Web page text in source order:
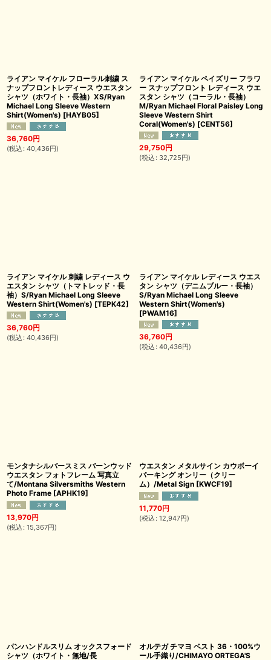
ライアン マイケル フローラル刺繍 ス
ナップフロントレディース ウエスタン
シャツ（ホワイト・長袖）XS/Ryan
Michael Long Sleeve Western
Shirt(Women's) [HAYB05]
36,760円
(税込 : 40,436円)
ライアン マイケル ペイズリー フラワ
ー スナップフロント レディース ウエ
スタン シャツ（コーラル・長袖）
M/Ryan Michael Floral Paisley Long
Sleeve Western Shirt
Coral(Women's) [CENT56]
29,750円
(税込 : 32,725円)
ライアン マイケル 刺繍 レディース ウ
エスタン シャツ（トマトレッド・長
袖）S/Ryan Michael Long Sleeve
Western Shirt(Women's) [TEPK42]
36,760円
(税込 : 40,436円)
ライアン マイケル レディース ウエス
タン シャツ（デニムブルー・長袖）
S/Ryan Michael Long Sleeve
Western Shirt(Women's)
[PWAM16]
36,760円
(税込 : 40,436円)
モンタナシルバースミス バーンウッド
ウエスタン フォトフレーム 写真立
て/Montana Silversmiths Western
Photo Frame [APHK19]
13,970円
(税込 : 15,367円)
ウエスタン メタルサイン カウボーイ
パーキング オンリー（クリー
ム）/Metal Sign [KWCF19]
11,770円
(税込 : 12,947円)
パンハンドルスリム オックスフォード
シャツ（ホワイト・無地/長
オルテガ チマヨ ベスト 36・100%ウ
ール手織り/CHIMAYO ORTEGA'S